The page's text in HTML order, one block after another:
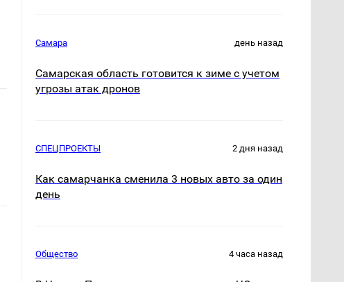
Самара день назад
Самарская область готовится к зиме с учетом
угрозы атак дронов
СПЕЦПРОЕКТЫ 2 дня назад
Как самарчанка сменила 3 новых авто за один
день
Общество 4 часа назад